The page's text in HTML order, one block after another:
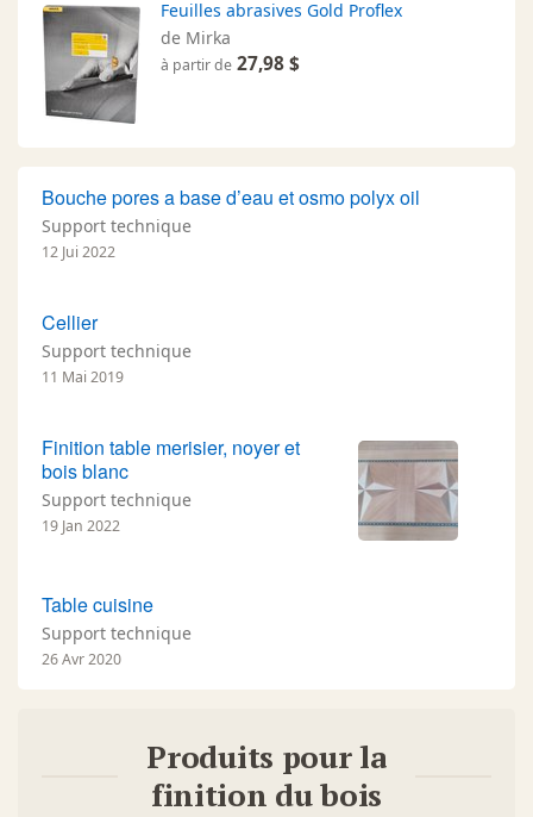
Feuilles abrasives Gold Proflex
de Mirka
à partir de 27,98 $
Bouche pores a base d’eau et osmo polyx oil
Support technique
12 Jui 2022
Cellier
Support technique
11 Mai 2019
Finition table merisier, noyer et
bois blanc
Support technique
19 Jan 2022
Table cuisine
Support technique
26 Avr 2020
Produits pour la
finition du bois